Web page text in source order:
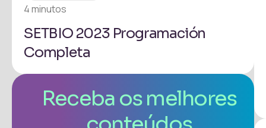
4 minutos
SETBIO 2023 Programación
Completa
Receba os melhores